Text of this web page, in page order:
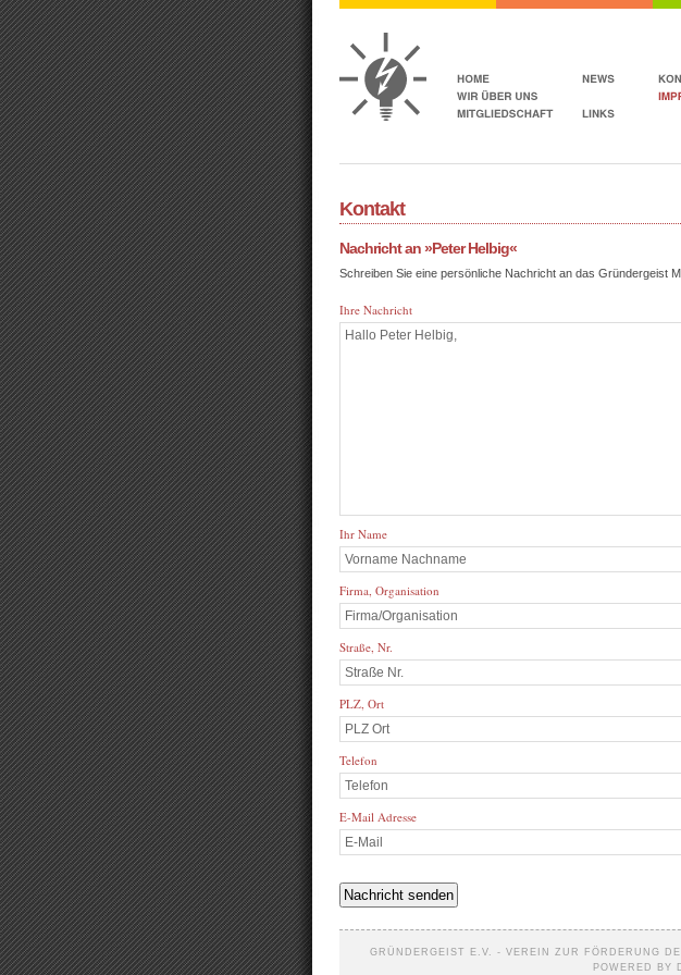
Kontakt
Nachricht an »Peter Helbig«
Schreiben Sie eine persönliche Nachricht an das Gründergeist
Ihre Nachricht
Ihr Name
Firma, Organisation
Straße, Nr.
PLZ, Ort
Telefon
E-Mail Adresse
GRÜNDERGEIST E.V. - VEREIN ZUR FÖRDERUNG
POWERED BY